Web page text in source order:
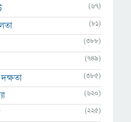
(67)
(81)
(388)
(749)
(385)
(620)
(225)